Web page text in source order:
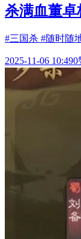
杀满血董卓
#三国杀 #随时随
2025-11-06 10:490